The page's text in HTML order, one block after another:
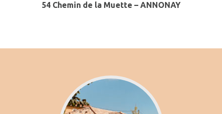
54 Chemin de la Muette – ANNONAY